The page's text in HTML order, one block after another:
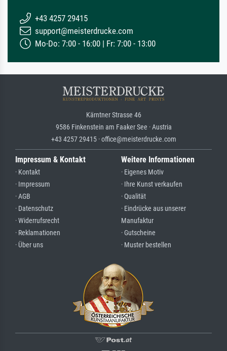
+43 4257 29415
support@meisterdrucke.com
Mo-Do: 7:00 - 16:00 | Fr: 7:00 - 13:00
Kärntner Strasse 46
9586 Finkenstein am Faaker See · Austria
+43 4257 29415 · office@meisterdrucke.com
Impressum & Kontakt
· Kontakt
· Impressum
· AGB
· Datenschutz
· Widerrufsrecht
· Reklamationen
· Über uns
Weitere Informationen
· Eigenes Motiv
· Ihre Kunst verkaufen
· Qualität
· Eindrücke aus unserer
Manufaktur
· Gutscheine
· Muster bestellen